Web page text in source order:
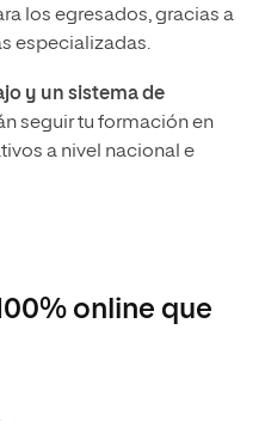
los egresados, gracias a
especializadas.
y un sistema de
seguir tu formación en
a nivel nacional e
online que